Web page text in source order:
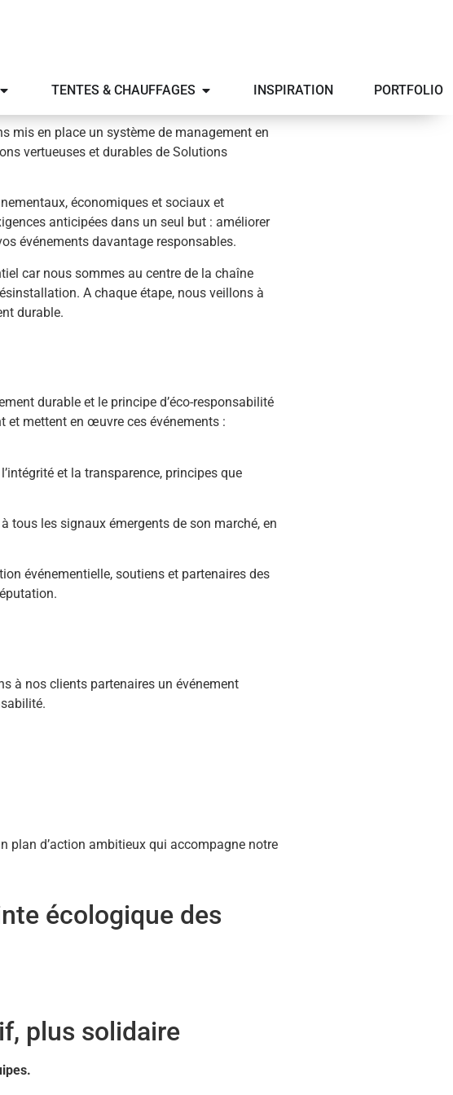
TENTES & CHAUFFAGES INSPIRATION PORTFOLIO
mis en place un système de management en
vertueuses et durables de Solutions
économiques et sociaux et
anticipées dans un seul but : améliorer
événements davantage responsables.
car nous sommes au centre de la chaîne
A chaque étape, nous veillons à
durable.
durable et le principe d’éco-responsabilité
et mettent en œuvre ces événements :
et la transparence, principes que
tous les signaux émergents de son marché, en
événementielle, soutiens et partenaires des
à nos clients partenaires un événement
plan d’action ambitieux qui accompagne notre
écologique des
plus solidaire